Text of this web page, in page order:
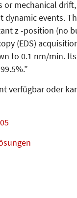
mechanical
events.
z -position (no
(EDS)
to 0.1 nm/min.
verfügbar oder